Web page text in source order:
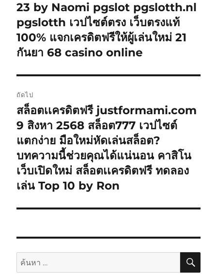
ก่อน
หน้า:
23 by Naomi pgslot pgslotth.nl
pgslotth เวปไซต์ตรง เว็บตรงแท้
100% แจกเครดิตฟรีให้ผู้เล่นใหม่ 21
กันยา 68 casino online
ถัดไป
เรื่อง
ต่อ
ไป:
สล็อตเเครดิตฟรี justformami.com
9 สิงหา 2568 สล็อต777 เวปไซต์
แตกง่าย มือใหม่หัดเล่นสล็อต?
บทความนี้ช่วยคุณได้แน่นอน คาสิโน
เว็บเปิดใหม่ สล็อตเเครดิตฟรี ทดลอง
เล่น Top 10 by Ron
ค้นหา: ค้น